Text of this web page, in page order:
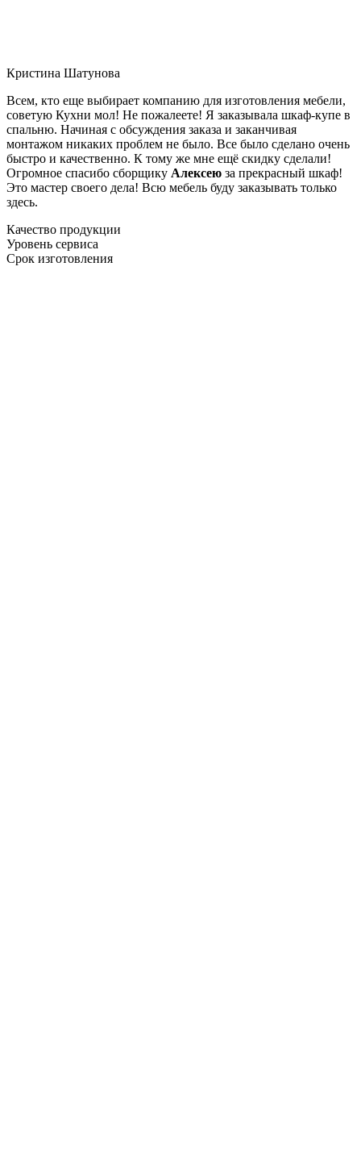
Кристина Шатунова
Всем, кто еще выбирает компанию для изготовления мебели,
советую Кухни мол! Не пожалеете! Я заказывала шкаф-купе в
спальню. Начиная с обсуждения заказа и заканчивая
монтажом никаких проблем не было. Все было сделано очень
быстро и качественно. К тому же мне ещё скидку сделали!
Огромное спасибо сборщику Алексею за прекрасный шкаф!
Это мастер своего дела! Всю мебель буду заказывать только
здесь.
Качество продукции
Уровень сервиса
Срок изготовления